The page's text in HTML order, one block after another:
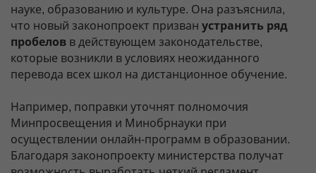
науке, образованию и культуре. Она разъяснила,
что новый законопроект призван устранить ряд
пробелов в действующем законодательстве,
которые возникли в условиях неожиданного
перевода всех школ на дистанционное обучение.
Например, поправки уточнят полномочия
Минпросвещения и Минобрнауки при
осуществлении онлайн-программ в образовании.
Благодаря законопроекту министерства получат